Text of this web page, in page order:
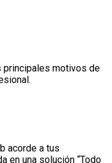
principales motivos de
acorde a tus
en una solución “Todo